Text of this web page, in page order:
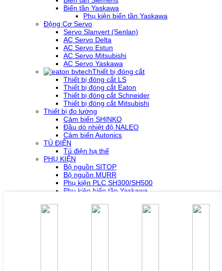
Biến tần Yaskawa
Phụ kiện biến tần Yaskawa
Động Cơ Servo
Servo Slanvert (Senlan)
AC Servo Delta
AC Servo Estun
AC Servo Mitsubishi
AC Servo Yaskawa
Thiết bị đóng cắt
Thiết bị đóng cắt LS
Thiết bị đóng cắt Eaton
Thiết bị đóng cắt Schneider
Thiết bị đóng cắt Mitsubishi
Thiết bị đo lường
Cảm biến SHINKO
Đầu dò nhiệt độ NALEO
Cảm biến Autonics
TỦ ĐIỆN
Tủ điện hạ thế
PHỤ KIỆN
Bộ nguồn SITOP
Bộ nguồn MURR
Phụ kiện PLC SH300/SH500
Phụ kiện biến tần Yaskawa
Phụ kiện Servo Sigma 7
HỖ TRỢ KỸ THUẬT